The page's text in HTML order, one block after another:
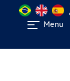
Menu